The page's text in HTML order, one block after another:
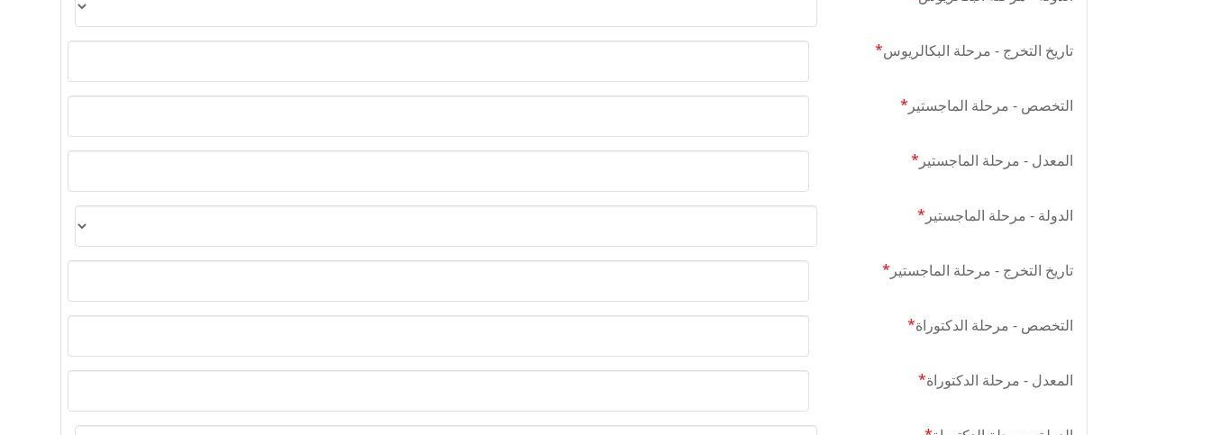
تاريخ التخرج - مرحلة البكالريوس*
التخصص - مرحلة الماجستير *
المعدل - مرحلة الماجستير *
الدولة - مرحلة الماجستير *
تاريخ التخرج - مرحلة الماجستير *
التخصص - مرحلة الدكتوراة*
المعدل - مرحلة الدكتوراة*